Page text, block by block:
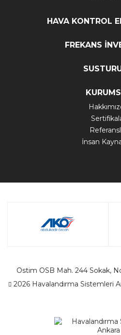
HAVA KONTROL
FREKANS
İnsan
Ostim OSB Mah. 244 Sokak,
2026 Havalandırma Sistemleri